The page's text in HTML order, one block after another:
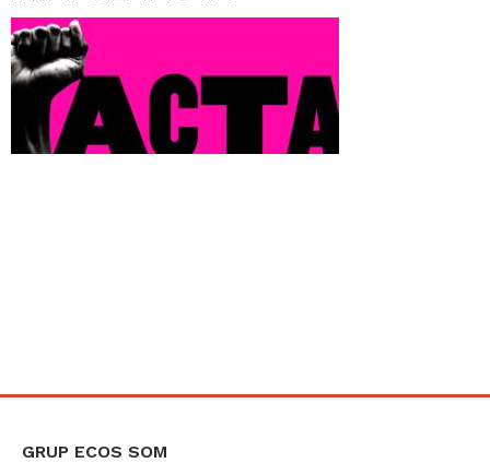
GRUP ECOS SOM